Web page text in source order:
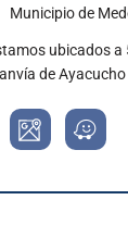
Municipio de
ubicados a
de Ayacucho